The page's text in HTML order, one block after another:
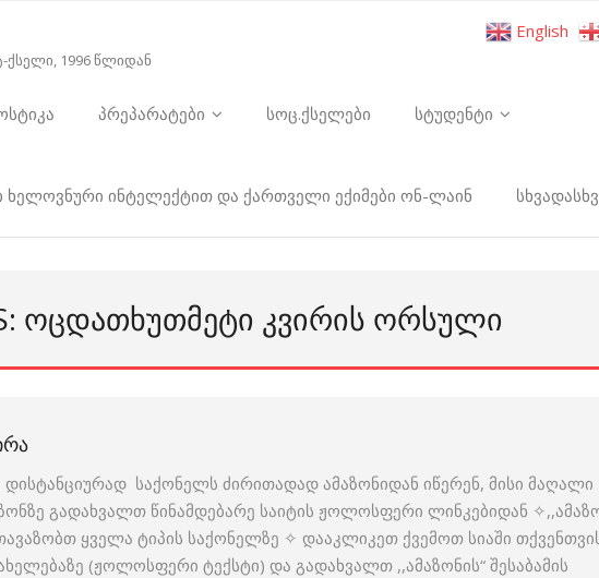
ქსელი, 1996 წლიდან
პრეპარატები სოც.ქსელები სტუდენტი
ხელოვნური ინტელექტით და ქართველი ექიმები ონ-ლაინ
ᲝᲪᲓᲐᲗᲮᲣᲗᲛᲔᲢᲘ ᲙᲕᲘᲠᲘᲡ ᲝᲠᲡᲣᲚᲘ
საქონელს ძირითადად ამაზონიდან იწერენ, მისი მაღალი
გადახვალთ წინამდებარე საიტის ჟოლოსფერი ლინკებიდან
ყველა ტიპის საქონელზე ✧ დააკლიკეთ ქვემოთ სიაში
(ჟოლოსფერი ტექსტი) და გადახვალთ ,,ამაზონის“ შესაბამის
English